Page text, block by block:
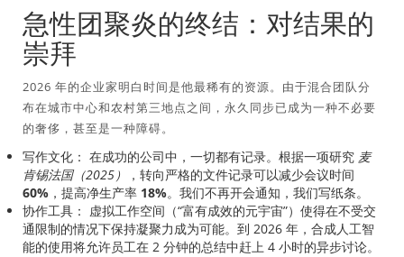
急性团聚炎的终结：对结果的
崇拜
2026 年的企业家明白时间是他最稀有的资源。由于混合团队分
布在城市中心和农村第三地点之间，永久同步已成为一种不必要
的奢侈，甚至是一种障碍。
写作文化： 在成功的公司中，一切都有记录。根据一项研究 麦
肯锡法国（2025）
，转向严格的文件记录可以减少会议时间
60% ，提高净生产率 18%。我们不再开会通知，我们写纸条。
协作工具： 虚拟工作空间（“富有成效的元宇宙”）使得在不受交
通限制的情况下保持凝聚力成为可能。到 2026 年，合成人工智
能的使用将允许员工在 2 分钟的总结中赶上 4 小时的异步讨论。